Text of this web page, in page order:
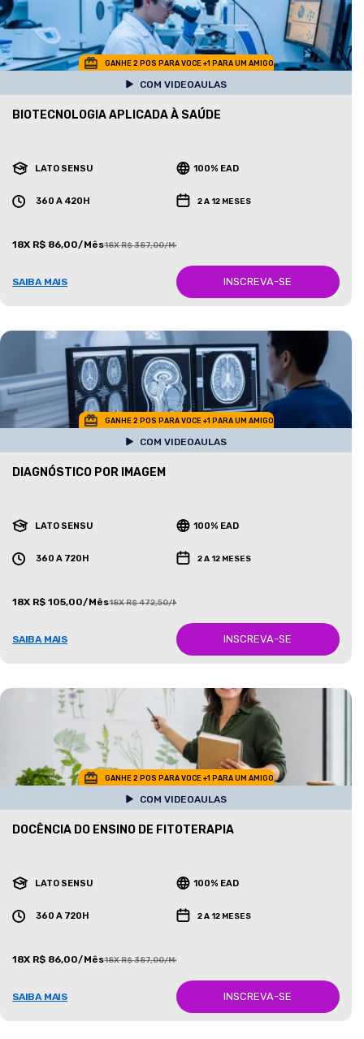
GANHE 2 POS PARA VOCE +1 PARA UM AMIGO
COM VIDEOAULAS
BIOTECNOLOGIA APLICADA À SAÚDE
LATO SENSU 100% EAD
360 A 420H 2 A 12 MESES
18X R$ 86,00/Mês18X R$ 387,00/Mês
SAIBA MAIS INSCREVA-SE
GANHE 2 POS PARA VOCE +1 PARA UM AMIGO
COM VIDEOAULAS
DIAGNÓSTICO POR IMAGEM
LATO SENSU 100% EAD
360 A 720H 2 A 12 MESES
18X R$ 105,00/Mês18X R$ 472,50/Mês
SAIBA MAIS INSCREVA-SE
GANHE 2 POS PARA VOCE +1 PARA UM AMIGO
COM VIDEOAULAS
DOCÊNCIA DO ENSINO DE FITOTERAPIA
LATO SENSU 100% EAD
360 A 720H 2 A 12 MESES
18X R$ 86,00/Mês18X R$ 387,00/Mês
SAIBA MAIS INSCREVA-SE